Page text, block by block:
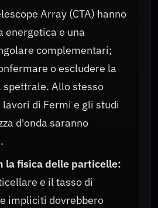
Array (CTA) hanno
energetica e una
complementari;
o escludere la
Allo stesso
di Fermi e gli studi
d'onda saranno
la fisica delle particelle:
e il tasso di
impliciti dovrebbero